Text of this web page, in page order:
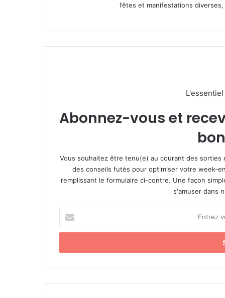
fêtes et manifestations
Abonnez-vous et
Vous souhaitez être tenu(e) au courant des
des conseils futés pour optimiser votre week-
remplissant le formulaire ci-contre. Une façon
s'amuser dans
t
e
o